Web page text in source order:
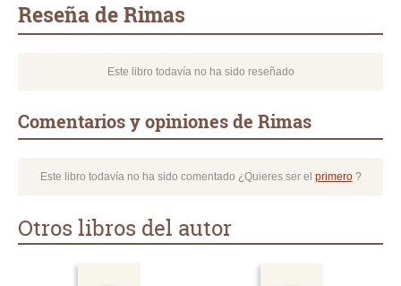
Reseña de Rimas
Este libro todavía no ha sido reseñado
Comentarios y opiniones de Rimas
Este libro todavía no ha sido comentado ¿Quieres ser el primero?
Otros libros del autor